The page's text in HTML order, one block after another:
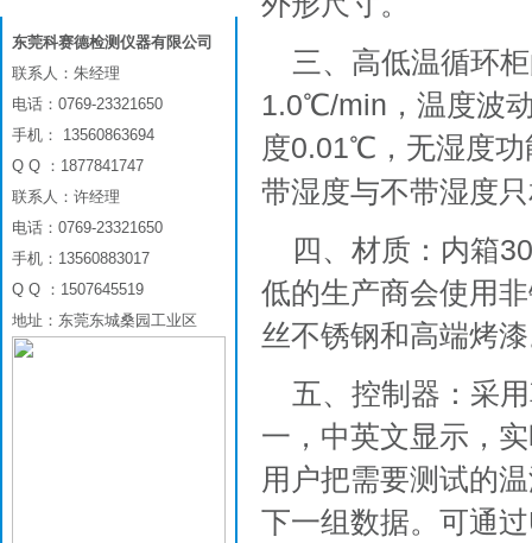
三、高低温循环
1.0℃/min，温度波
度0.01℃，无湿度功
带湿度与不带湿度
四、材质：内箱
低的生产商会使用
丝不锈钢和高端烤
五、控制器：采
一，中英文显示，
用户把需要测试的
下一组数据。可通
东莞科赛德检测仪器有限公司
联系人：朱经理
电话：0769-23321650
手机： 13560863694
Q Q ：1877841747
联系人：许经理
电话：0769-23321650
手机：13560883017
Q Q ：1507645519
地址：东莞东城桑园工业区